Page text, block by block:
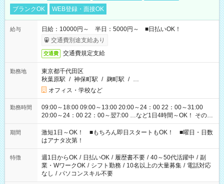
ブランクOK
WEB登録・面接OK
給与
日給：10000円～ 半日：5000円～ ■日払いOK！
交通費別途支給あり
交通費 交通費規定支給
勤務地
東京都千代田区
秋葉原駅 / 神保町駅 / 麹町駅 / …
オフィス・学校など
勤務時間
09:00～18:00 09:00～13:00 20:00～24：00 22：00～31:00
20:00～24：00 22：00～翌7:00 …など1日4時間～OK！ その他
シフトもございます！ お気軽にご相談ください！
期間
激短1日～OK！ ■もちろん即日スタートもOK！ ■曜日・日数
はアナタ次第！
特徴 週1日からOK / 日払いOK / 履歴書不要 / 40～50代活躍中 / 副
業・WワークOK / シフト勤務 / 10名以上の大量募集 / 電話対応
なし / パソコンスキル不要